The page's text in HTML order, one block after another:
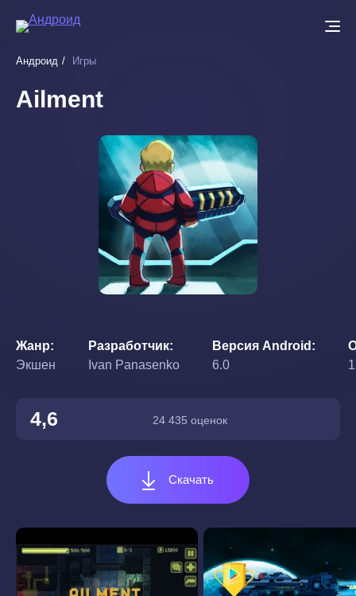
основному
Андроид Игры
Ailment
Жанр
Экшен
Разработчик
Ivan Panasenko
Версия Android
6.0
4,6 24 435 оценок
Скачать